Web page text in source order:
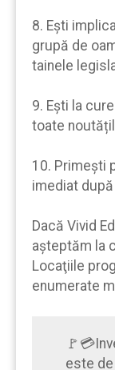
8. Eşti
grupă de
tainele
9. Eşti la
toate
10. Primeşti
imediat
Dacă Vivid
aşteptăm la
Locaţiile
enumerate
este de